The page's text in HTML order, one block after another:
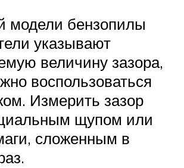
модели бензопилы
указывают
величину зазора,
воспользоваться
Измерить зазор
щупом или
сложенным в